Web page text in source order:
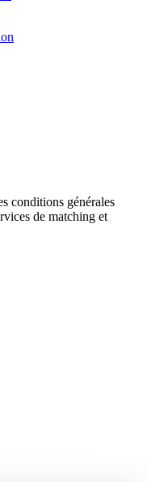
conditions générales
de matching et